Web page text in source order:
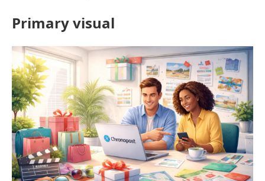
Primary visual